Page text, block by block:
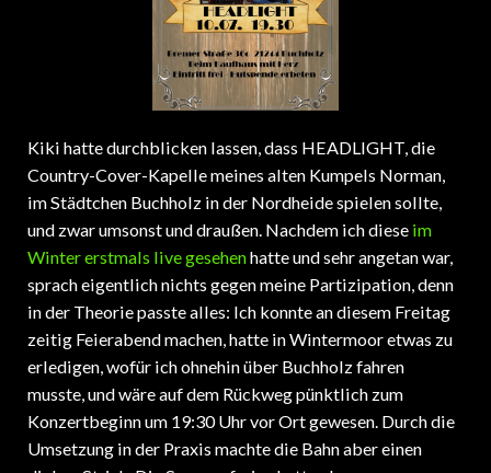
Country-Cover-Kapelle meines alten Kumpels Norman,
im Städtchen Buchholz in der Nordheide spielen sollte,
und zwar umsonst und draußen. Nachdem ich dieseim
Winter erstmals live gesehenhatte und sehr angetan war,
sprach eigentlich nichts gegen meine Partizipation, denn
in der Theorie passte alles: Ich konnte an diesem Freitag
zeitig Feierabend machen, hatte in Wintermoor etwas zu
erledigen, wofür ich ohnehin über Buchholz fahren
musste, und wäre auf dem Rückweg pünktlich zum
Konzertbeginn um 19:30 Uhr vor Ort gewesen. Durch die
Umsetzung in der Praxis machte die Bahn aber einen
dicken Strich. Die Sommerferien hatten begonnen, was